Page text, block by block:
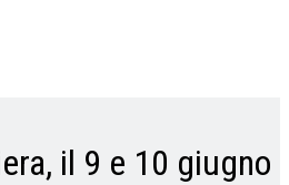
il 9 e 10 giugno